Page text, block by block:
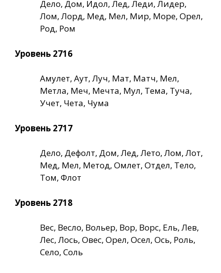
Дело, Дом, Идол, Лед, Леди, Лидер,
Лом, Лорд, Мед, Мел, Мир, Море, Орел,
Род, Ром
Уровень 2716
Амулет, Аут, Луч, Мат, Матч, Мел,
Метла, Меч, Мечта, Мул, Тема, Туча,
Учет, Чета, Чума
Уровень 2717
Дело, Дефолт, Дом, Лед, Лето, Лом, Лот,
Мед, Мел, Метод, Омлет, Отдел, Тело,
Том, Флот
Уровень 2718
Вес, Весло, Вольер, Вор, Ворс, Ель, Лев,
Лес, Лось, Овес, Орел, Осел, Ось, Роль,
Село, Соль